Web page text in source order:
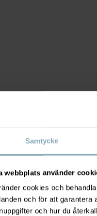
Samtycke
webbplats använder
cookies och
och för att
och hur du